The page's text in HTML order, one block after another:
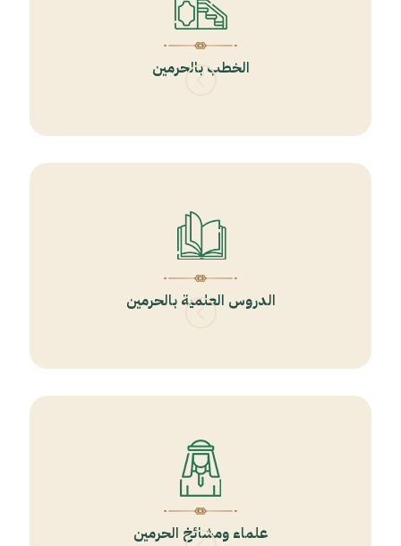
الخطب بالحرمين
الدروس العلمية بالحرمين
علماء ومشائخ الحرمين